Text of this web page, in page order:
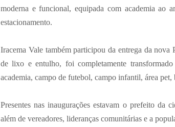
moderna e funcional, equipada com academia ao
estacionamento.
Iracema Vale também participou da entrega da nova
de lixo e entulho, foi completamente
academia, campo de futebol, campo infantil, área pet,
Presentes nas inaugurações estavam o prefeito da
além de vereadores, lideranças comunitárias e a